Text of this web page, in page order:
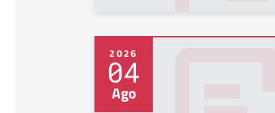
2026
04
Ago